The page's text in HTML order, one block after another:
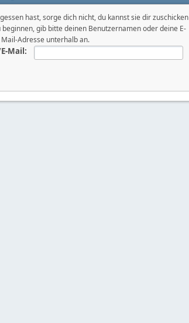
hast, sorge dich nicht, du kannst sie dir zuschicken
beginnen, gib bitte deinen Benutzernamen oder deine E-
Mail-Adresse unterhalb an.
Mail: